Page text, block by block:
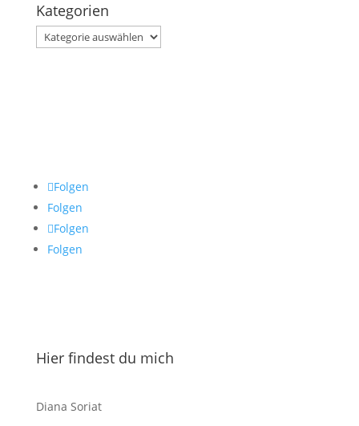
Kategorien
Kategorien
Folgen
Folgen
Folgen
Folgen
Hier findest du mich
Diana Soriat